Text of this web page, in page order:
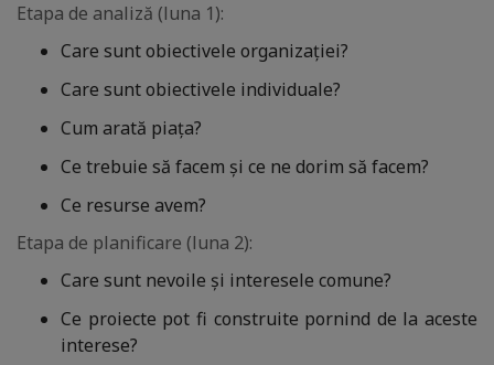
Etapa de analiză (luna 1):
Care sunt obiectivele organizației?
Care sunt obiectivele individuale?
Cum arată piața?
Ce trebuie să facem și ce ne dorim să facem?
Ce resurse avem?
Etapa de planificare (luna 2):
Care sunt nevoile și interesele comune?
Ce proiecte pot fi construite pornind de la aceste
interese?